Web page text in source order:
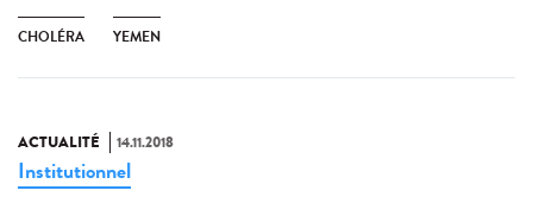
CHOLÉRA YEMEN
ACTUALITÉ 14.11.2018
Institutionnel